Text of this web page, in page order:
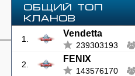
ОБЩИЙ ТОП
КЛАНОВ
1.
Vendetta
239303193
2.
FENIX
143576170